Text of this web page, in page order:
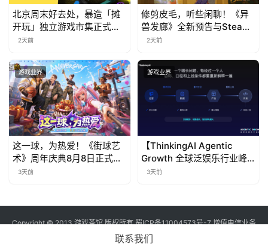
北京周末好去处，暴造「摊
开玩」独立游戏市集正式开
票！
2天前
修剪皮毛，听些闲聊！《异
兽发廊》全新预告与Steam
免费试玩公开
2天前
游戏业界
这一球，为热爱！《街球艺
术》周年庆典8月8日正式上
线，多重福利与全新内容同
3天前
游戏业界
【ThinkingAI Agentic
Growth 全球泛娱乐行业峰
会】Agent 时代，人到底负
3天前
Copyright © 2013 游戏茶馆 版权所有蜀ICP备11004573号-7增值电信业务
经营许可证 川B2-20170060号
联系我们